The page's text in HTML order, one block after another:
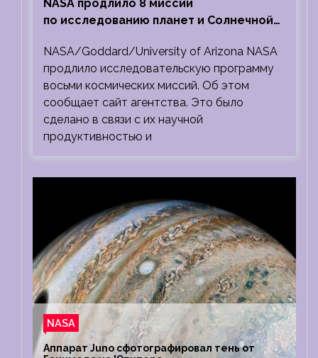
NASA продлило 8 миссий
по исследованию планет и Солнечной
NASA/Goddard/University of Arizona NASA
продлило исследовательскую программу
восьми космических миссий. Об этом
сообщает сайт агентства. Это было
сделано в связи с их научной
продуктивностью и
NASA
Аппарат Juno сфотографировал тень от